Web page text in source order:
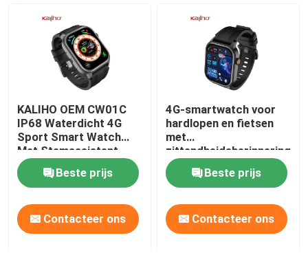
KALIHO OEM CW01C
IP68 Waterdicht 4G
Sport Smart Watch
Met Stemassistent
Beste prijs
Contacteer ons
4G-smartwatch voor
hardlopen en fietsen
met
zittendheidsherinnering
en slaapmonitoring
Beste prijs
Contacteer ons